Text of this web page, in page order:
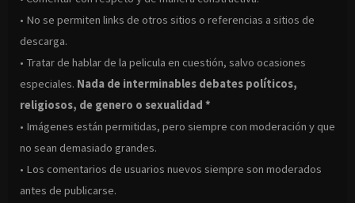
• No se permiten links de otros sitios o referencias a sitios de
descarga.
• Tratar de hablar de la pelicula en cuestión, salvo ocasiones
especiales. Nada de interminables debates políticos,
religiosos, de genero o sexualidad *
• Imágenes están permitidas, pero siempre con moderación y que
no sean demasiado grandes.
• Los comentarios de usuarios nuevos siempre son moderados
antes de publicarse.